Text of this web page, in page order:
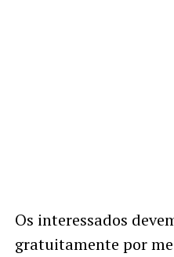
Os interessados
gratuitamente por